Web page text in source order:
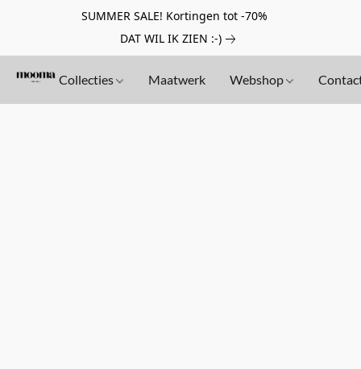
SUMMER SALE! Kortingen tot -70%
DAT WIL IK ZIEN :-)
Collecties Maatwerk Webshop